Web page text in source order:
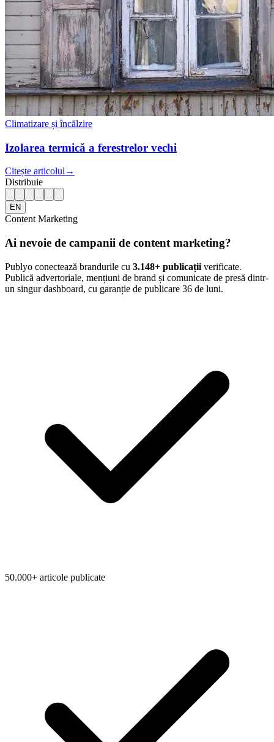
Climatizare și încălzire
Izolarea termică a ferestrelor vechi
Citește articolul →
Distribuie
EN
Content Marketing
Ai nevoie de campanii de content marketing?
Publyo conectează brandurile cu 3.148+ publicații verificate.
Publică advertoriale, mențiuni de brand și comunicate de presă dintr-
un singur dashboard, cu garanție de publicare 36 de luni.
50.000+ articole publicate